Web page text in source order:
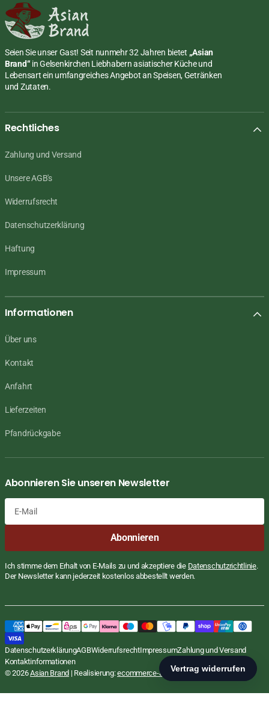
Garnelen Paste, Shrimp Paste, Kapi,
inkl. MwSt., zzgl.Versand
Regulärer
Preis
€1,89
EUR
KG
In den Warenkorb
Seien Sie unser Gast! Seit nunmehr 32 Jahren bietet „Asian
Brand“ in Gelsenkirchen Liebhabern asiatischer Küche und
Lebensart ein umfangreiches Angebot an Speisen, Getränken
und Zutaten.
Rechtliches
Zahlung und Versand
Unsere AGB's
Widerrufsrecht
Datenschutzerklärung
Haftung
Impressum
Informationen
Über uns
Kontakt
Anfahrt
Lieferzeiten
Pfandrückgabe
Abonnieren Sie unseren Newsletter
Abonnieren
Ich stimme dem Erhalt von E-Mails zu und akzeptiere die Datenschutzrichtlinie.
Der Newsletter kann jederzeit kostenlos abbestellt werden.
DatenschutzerklärungAGBWiderrufsrechtImpressumZahlung und Versand
Kontaktinformationen
© 2026Asian Brand | Realisierung:ecommerce-agentur.net